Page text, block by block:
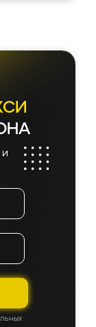
без
осталась
и ожидала.